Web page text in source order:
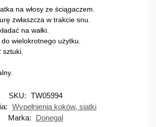
na włosy ze ściągaczem.
zwłaszcza w trakcie snu.
na wałki.
wielokrotnego użytku.
SKU: TW05994
Wypełnienia koków, siatki
Marka:
Donegal